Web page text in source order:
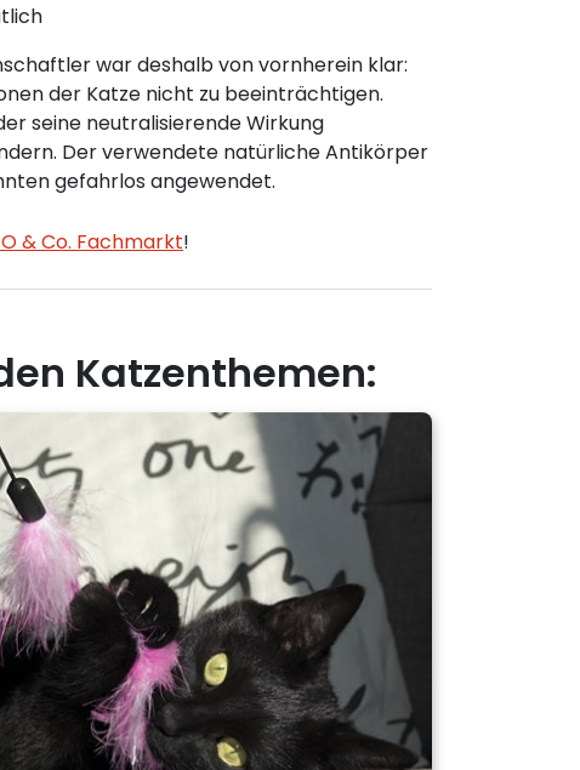
war deshalb von vornherein klar:
der Katze nicht zu beeinträchtigen.
seine neutralisierende Wirkung
Der verwendete natürliche Antikörper
gefahrlos angewendet.
& Co. Fachmarkt!
Katzenthemen: